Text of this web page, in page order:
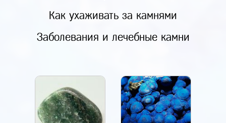
Как ухаживать за камнями
Заболевания и лечебные камни